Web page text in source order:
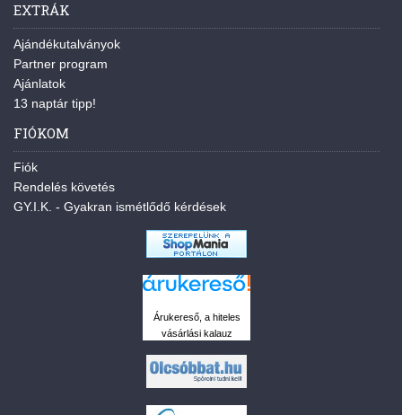
EXTRÁK
Ajándékutalványok
Partner program
Ajánlatok
13 naptár tipp!
FIÓKOM
Fiók
Rendelés követés
GY.I.K. - Gyakran ismétlődő kérdések
Árukereső, a hiteles
vásárlási kalauz